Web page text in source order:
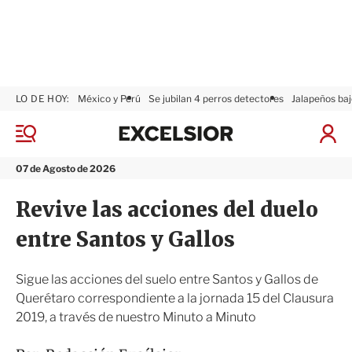
M
n
07 de Agosto de 2026
LO DE HOY: México y Perú Se jubilan 4 perros detectores Jalapeños
I
ó
x
s
i
r
Revive las acciones del duelo
entre Santos y Gallos
Sigue las acciones del suelo entre Santos y Gallos de
Querétaro correspondiente a la jornada 15 del Clausura
2019, a través de nuestro Minuto a Minuto